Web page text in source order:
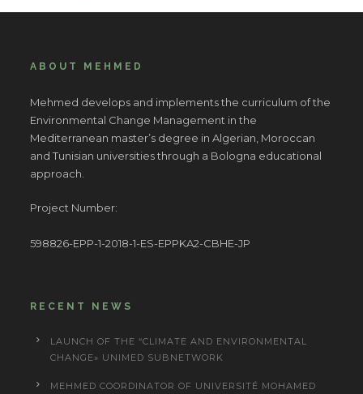
ABOUT MEHMED
Mehmed develops and implements the curriculum of the
Environmental Change Management in the
Mediterranean master’s degree in Algerian, Moroccan
and Tunisian universities through a Bologna educational
approach.
Project Number:
598826-EPP-1-2018-1-ES-EPPKA2-CBHE-JP
RECENT NEWS
LAUNCH OF THE “CLIMATE AND ENVIRONMENTAL
CHANGE» UNIMED SUBNETWORK
MEHMED COORDINATOR OF UNIVERSITÉ MOHAMED